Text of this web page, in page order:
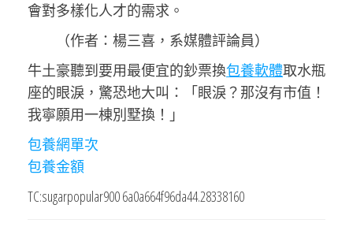
會對多樣化人才的需求。
（作者：楊三喜，系媒體評論員）
牛土豪聽到要用最便宜的鈔票換包養軟體取水瓶
座的眼淚，驚恐地大叫：「眼淚？那沒有市值！
我寧願用一棟別墅換！」
包養網單次
包養金額
TC:sugarpopular900 6a0a664f96da44.28338160